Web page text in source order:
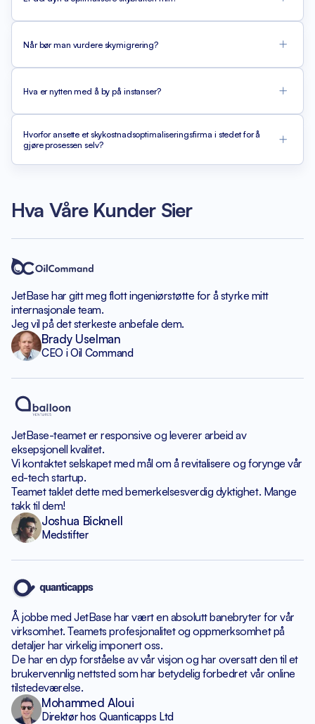
Når bør man vurdere skymigrering?
Hva er nytten med å by på instanser?
Hvorfor ansette et skykostnadsoptimaliseringsfirma i stedet for å
gjøre prosessen selv?
Hva Våre Kunder Sier
JetBase har gitt meg flottingeniørstøtte for å styrke mitt
internasjonale team.
Jeg vil på det sterkeste anbefale dem.
Brady Uselman
CEO i Oil Command
JetBase-teamet er responsiveog leverer arbeid av
eksepsjonell kvalitet.
Vi kontaktet selskapet med mål om å revitalisere og forynge vår
ed-tech startup.
Teamet taklet dette med bemerkelsesverdig dyktighet. Mange
takk til dem!
Joshua Bicknell
Medstifter
Å jobbe med JetBase har vært en absolutt banebryterfor vår
virksomhet. Teamets profesjonalitet og oppmerksomhetpå
detaljer har virkelig imponert oss.
De har en dyp forståelse av vår visjon og har oversatt den til et
brukervennlig nettsted som har betydeligforbedret vår online
tilstedeværelse.
Mohammed Aloui
Direktør hos Quanticapps Ltd